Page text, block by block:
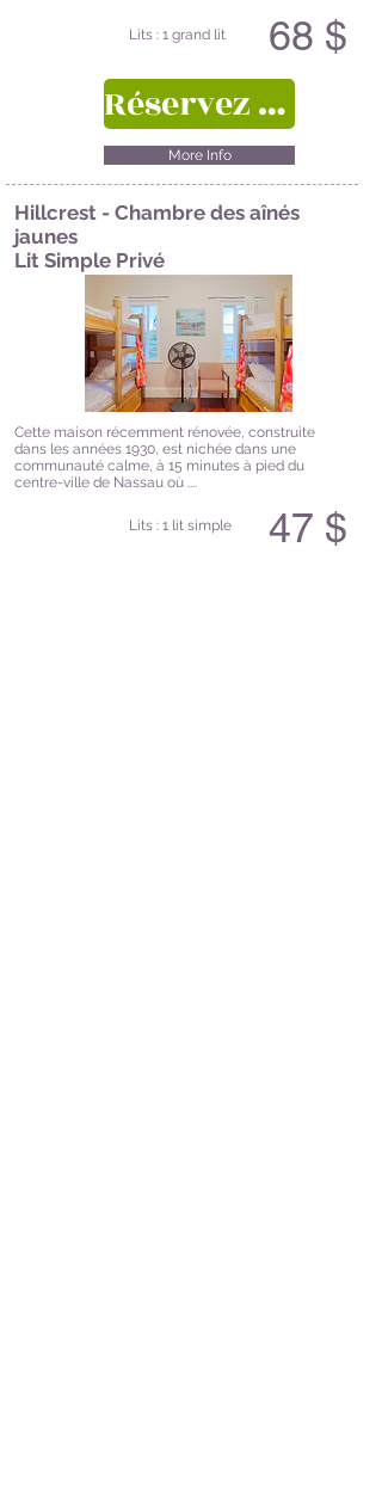
Lits : 1 grand lit 68 $
Réservez ici
More Info
Hillcrest - Chambre des aînés
jaunes
Lit Simple Privé
Cette maison récemment rénovée, construite
dans les années 1930, est nichée dans une
communauté calme, à 15 minutes à pied du
centre-ville de Nassau où ....
Lits : 1 lit simple 47 $